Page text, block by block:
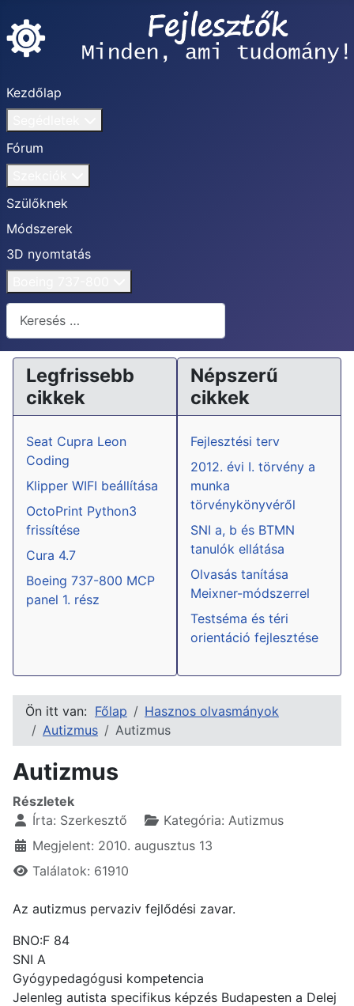
Kezdőlap
Fórum
Szülőknek
Módszerek
3D nyomtatás
Keresés...
Legfrissebb
cikkek
Seat Cupra Leon
Coding
Klipper WIFI beállítása
OctoPrint Python3
frissítése
Cura 4.7
Boeing 737-800 MCP
panel 1. rész
Népszerű
cikkek
Fejlesztési terv
2012. évi I. törvény a
munka
törvénykönyvéről
SNI a, b és BTMN
tanulók ellátása
Olvasás tanítása
Meixner-módszerrel
Testséma és téri
orientáció fejlesztése
Ön itt van: Főlap
Hasznos olvasmányok
Autizmus
Autizmus
Autizmus
Részletek
Írta: Szerkesztő Kategória: Autizmus
Megjelent: 2010. augusztus 13
Találatok: 61910
Az autizmus pervaziv fejlődési zavar.
BNO:F 84
SNI A
Gyógypedagógusi kompetencia
Jelenleg autista specifikus képzés Budapesten a Delej